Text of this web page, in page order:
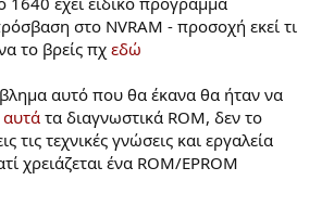
στο NVRAM - προσοχή εκεί τι
το βρείς πχ εδώ
αυτό που θα έκανα θα ήταν να
αυτά τα διαγνωστικά ROM, δεν το
τις τεχνικές γνώσεις και εργαλεία
χρειάζεται ένα ROM/EPROM